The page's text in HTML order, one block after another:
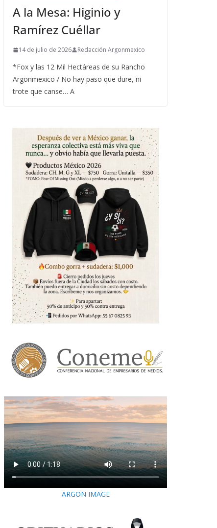
A la Mesa: Higinio y
Ramírez Cuéllar
14 de julio de 2026 Redacción Argonmexico
*Fox y las 12 Mil Hectáreas de su Rancho
Argonmexico / No hay paso que dure, ni
trote que canse… A
ARGON IMAGE